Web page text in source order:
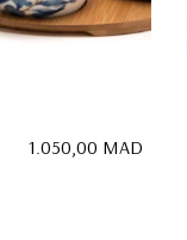
1.050,00 MAD